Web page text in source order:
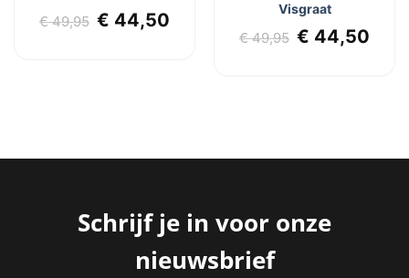
€49,95 Oorspronkelijke
€ 44,50
Visgraat
€49,95 € 44,50
Schrijf je in voor onze
nieuwsbrief